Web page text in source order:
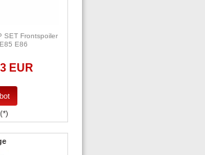
SET Frontspoiler
E86
EUR